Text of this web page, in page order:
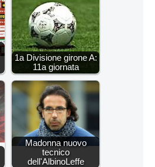
1a Divisione girone A:
11a giornata
Madonna nuovo
tecnico
dell'AlbinoLeffe